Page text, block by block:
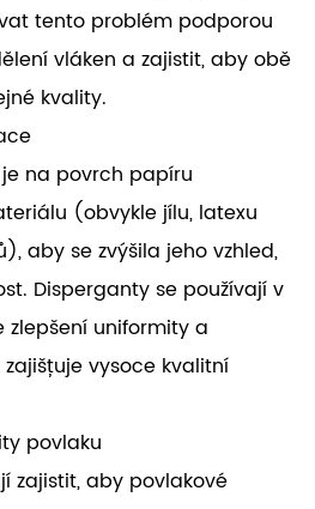
tento problém podporou
vláken a zajistit, aby obě
kvality.
na povrch papíru
(obvykle jílu, latexu
aby se zvýšila jeho vzhled,
Disperganty se používají v
uniformity a
vysoce kvalitní
povlaku
zajistit, aby povlakové